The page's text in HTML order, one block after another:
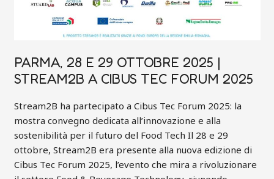
PARMA, 28 E 29 OTTOBRE 2025 |
STREAM2B A CIBUS TEC FORUM 2025
Stream2B ha partecipato a Cibus Tec Forum 2025: la
mostra convegno dedicata all’innovazione e alla
sostenibilità per il futuro del Food Tech Il 28 e 29
ottobre, Stream2B era presente alla nuova edizione di
Cibus Tec Forum 2025, l’evento che mira a rivoluzionare